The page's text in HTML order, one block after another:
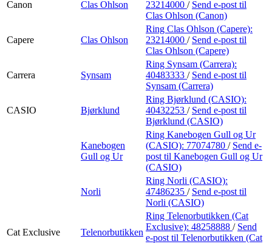
Canon Clas Ohlson 23214000 / Send e-post til
Clas Ohlson (Canon)
Capere Clas Ohlson
Ring Clas Ohlson (Capere):
23214000 / Send e-post til
Clas Ohlson (Capere)
Carrera Synsam
Ring Synsam (Carrera):
40483333 / Send e-post til
Synsam (Carrera)
CASIO Bjørklund
Ring Bjørklund (CASIO):
40432253 / Send e-post til
Bjørklund (CASIO)
Kanebogen
Gull og Ur
Ring Kanebogen Gull og Ur
(CASIO): 77074780 / Send e-
post til Kanebogen Gull og Ur
(CASIO)
Norli
Ring Norli (CASIO):
47486235 / Send e-post til
Norli (CASIO)
Cat Exclusive Telenorbutikken
Ring Telenorbutikken (Cat
Exclusive): 48258888 / Send
e-post til Telenorbutikken (Cat